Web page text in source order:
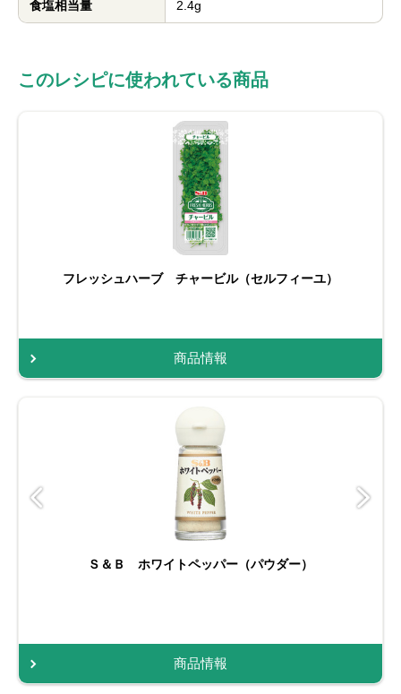
食塩相当量 2.4g
このレシピに使われている商品
フレッシュハーブ チャービル（セルフィーユ）
商品情報
Ｓ＆Ｂ ホワイトペッパー（パウダー）
商品情報